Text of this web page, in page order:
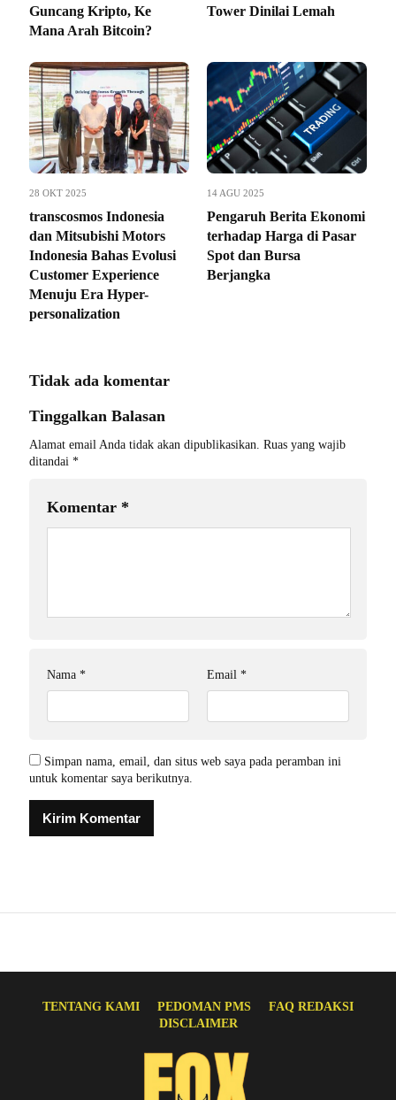
Guncang Kripto, Ke
Mana Arah Bitcoin?
Tower Dinilai Lemah
28 OKT 2025
transcosmos Indonesia
dan Mitsubishi Motors
Indonesia Bahas Evolusi
Customer Experience
Menuju Era Hyper-
personalization
14 AGU 2025
Pengaruh Berita Ekonomi
terhadap Harga di Pasar
Spot dan Bursa
Berjangka
Tidak ada komentar
Tinggalkan Balasan
Alamat email Anda tidak akan dipublikasikan. Ruas yang wajib
ditandai *
Komentar *
Nama * Email *
Simpan nama, email, dan situs web saya pada peramban ini
untuk komentar saya berikutnya.
TENTANG KAMI PEDOMAN PMS
FAQ REDAKSI
DISCLAIMER